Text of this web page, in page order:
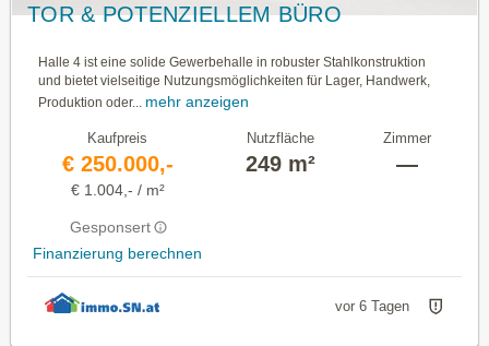
TOR & POTENZIELLEM BÜRO
Halle 4 ist eine solide Gewerbehalle in robuster Stahlkonstruktion
und bietet vielseitige Nutzungsmöglichkeiten für Lager, Handwerk,
Produktion oder... mehr anzeigen
Kaufpreis
€ 250.000,-
€ 1.004,- / m²
Gesponsert
Finanzierung berechnen
Nutzfläche
249 m²
Zimmer
—
vor 6 Tagen